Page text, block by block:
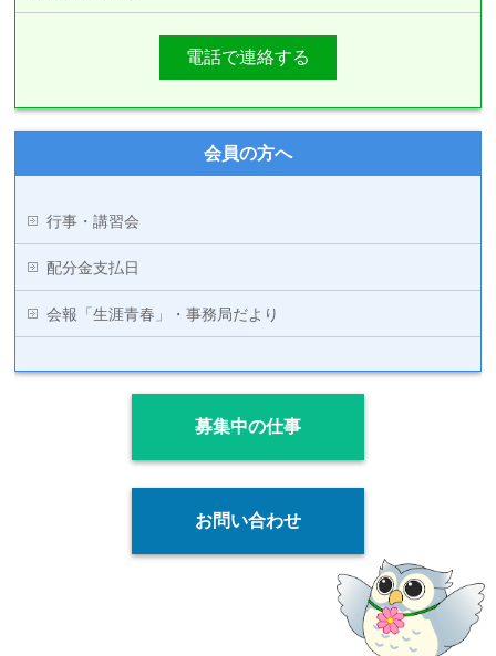
電話で連絡する
会員の方へ
行事・講習会
配分金支払日
会報「生涯青春」・事務局だより
募集中の仕事
お問い合わせ